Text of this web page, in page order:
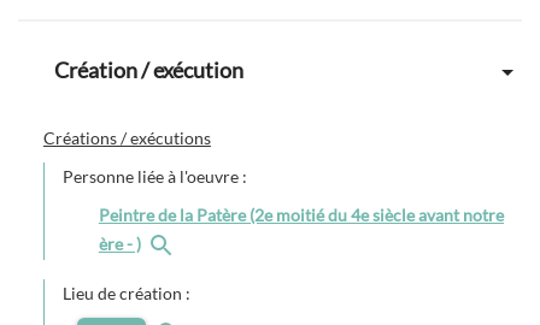
Création / exécution
Créations / exécutions
Personne liée à l'oeuvre :
Peintre de la Patère (2e moitié du 4e siècle avant notre
ère - )
Lieu de création :